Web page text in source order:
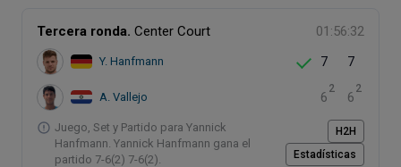
Tercera ronda. Center Court 01:56:32
Y. Hanfmann 7 7
A. Vallejo 6
2
6
2
Juego, Set y Partido para Yannick
Hanfmann. Yannick Hanfmann gana el
partido 7-6(2) 7-6(2).
H2H
Estadísticas